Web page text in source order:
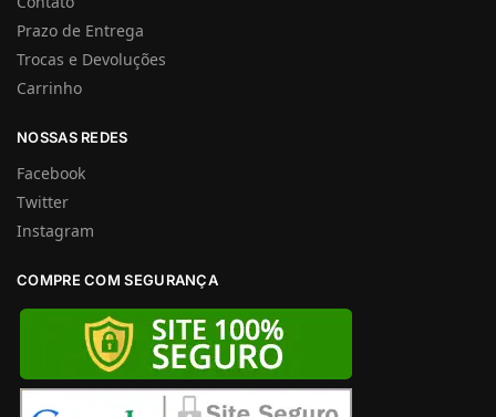
Prazo de Entrega
Trocas e Devoluções
Carrinho
NOSSAS REDES
Facebook
Twitter
Instagram
COMPRE COM SEGURANÇA